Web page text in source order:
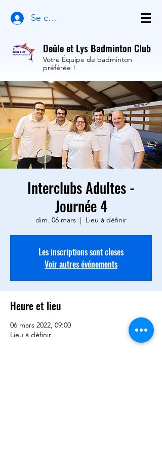
Se connecter
Deûle et Lys Badminton Club
Votre Équipe de badminton
préférée !
Interclubs Adultes -
Journée 4
dim. 06 mars
  |
Lieu à définir
Les inscriptions sont closes
Voir autres événements
Heure et lieu
06 mars 2022, 09:00
Lieu à définir